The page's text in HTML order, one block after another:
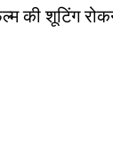
की शूटिंग